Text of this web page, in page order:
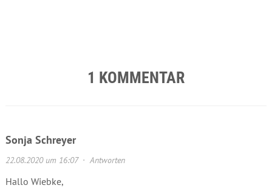
1 KOMMENTAR
Sonja Schreyer
22.08.2020 um 16:07· Antworten
Hallo Wiebke,